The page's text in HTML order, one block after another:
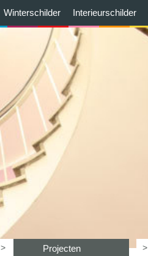
Winterschilder Interieurschilder
> Projecten >